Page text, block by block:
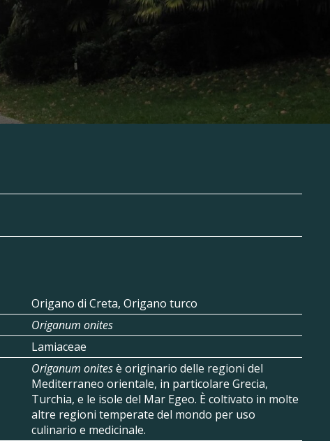
Origano di Creta, Origano turco
Origanum onites
Lamiaceae
Origanum onitesè originario delle regioni del
Mediterraneo orientale, in particolare Grecia,
Turchia, e le isole del Mar Egeo. È coltivato in molte
altre regioni temperate del mondo per uso
culinario e medicinale.